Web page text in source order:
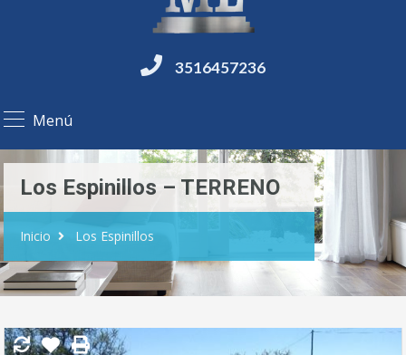
3516457236
Menú
Los Espinillos – TERRENO
Inicio Los Espinillos